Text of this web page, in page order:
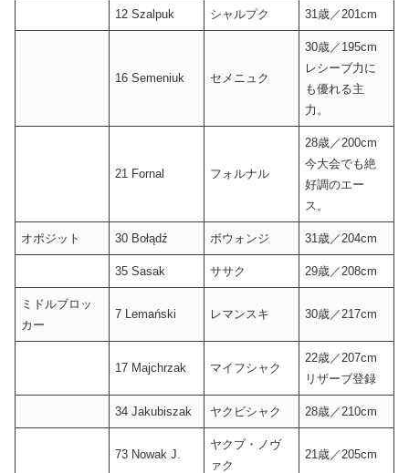
12 Szalpuk シャルプク 31歳／201cm
16 Semeniuk セメニュク
30歳／195cm
レシーブ力に
も優れる主
力。
21 Fornal フォルナル
28歳／200cm
今大会でも絶
好調のエー
ス。
オポジット 30 Bołądź ボウォンジ 31歳／204cm
35 Sasak ササク 29歳／208cm
ミドルブロッ
カー
7 Lemański レマンスキ 30歳／217cm
17 Majchrzak マイフシャク
22歳／207cm
リザーブ登録
34 Jakubiszak ヤクビシャク 28歳／210cm
73 Nowak J.
ヤクブ・ノヴ
ァク
21歳／205cm